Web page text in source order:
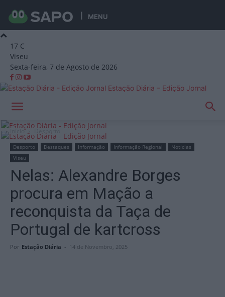
MENU
17 C
Viseu
Sexta-feira, 7 de Agosto de 2026
Estação Diária – Edição Jornal
Início Desporto
Desporto Destaques Informação Informação Regional
Notícias
Viseu
Nelas: Alexandre Borges
procura em Mação a
reconquista da Taça de
Portugal de kartcross
Por Estação Diária - 14 de Novembro, 2025